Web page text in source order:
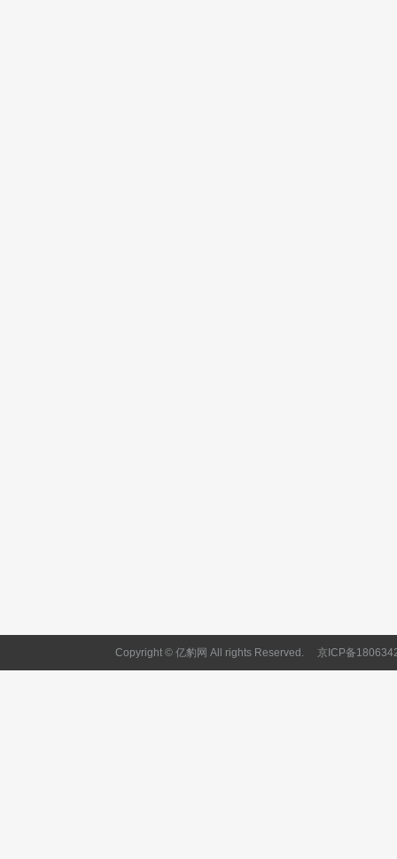
Copyright © 亿豹网 All rights Reserved. 京ICP备